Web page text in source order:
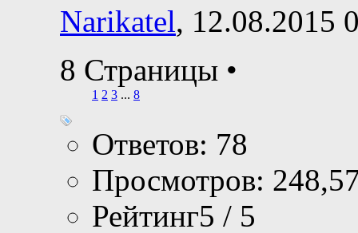
Narikatel, 12.08.2015
8 Страницы •
1 2 3 ... 8
Ответов: 78
Просмотров:
Рейтинг5 / 5